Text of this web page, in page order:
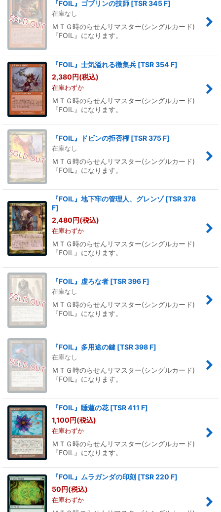
『FOIL』ゴブリンの技師 [TSR 345 F]
在庫なし
ＭＴＧ時のらせんリマスター(シングルカード)
『FOIL』になります。
『FOIL』士気溢れる徴集兵 [TSR 354 F]
2,380円(税込)
在庫わずか
ＭＴＧ時のらせんリマスター(シングルカード)
『FOIL』になります。
『FOIL』ドビンの拒否権 [TSR 375 F]
在庫なし
ＭＴＧ時のらせんリマスター(シングルカード)
『FOIL』になります。
『FOIL』地下牢の管理人、グレンゾ [TSR 378
F]
2,480円(税込)
在庫わずか
ＭＴＧ時のらせんリマスター(シングルカード)
『FOIL』になります。
『FOIL』虚ろな者 [TSR 396 F]
在庫なし
ＭＴＧ時のらせんリマスター(シングルカード)
『FOIL』になります。
『FOIL』多用途の鍵 [TSR 398 F]
在庫なし
ＭＴＧ時のらせんリマスター(シングルカード)
『FOIL』になります。
『FOIL』睡蓮の花 [TSR 411 F]
1,100円(税込)
在庫わずか
ＭＴＧ時のらせんリマスター(シングルカード)
『FOIL』になります。
『FOIL』ムラガンダの印刻 [TSR 220 F]
50円(税込)
在庫わずか